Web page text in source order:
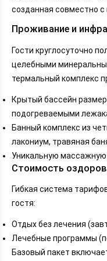
созданная совместно
Проживание и
Гости круглосуточно
целебными
термальный комплекс
Крытый бассейн
подогреваемыми
Банный комплекс из
лакониум, травяная
Уникальную
Стоимость
Гибкая система
гостя:
Отдых без лечения
Лечебные программы
Базовый пакет